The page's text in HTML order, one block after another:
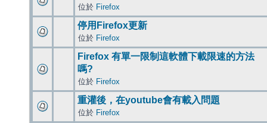
位於 Firefox
停用Firefox更新
位於 Firefox
Firefox 有單一限制這軟體下載限速的方法
嗎?
位於 Firefox
重灌後，在youtube會有載入問題
位於 Firefox